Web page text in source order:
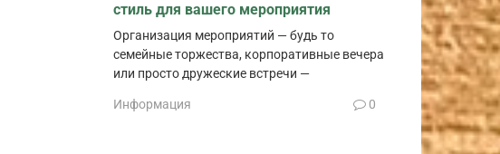
стиль для вашего мероприятия
Организация мероприятий — будь то
семейные торжества, корпоративные вечера
или просто дружеские встречи —
Информация 0